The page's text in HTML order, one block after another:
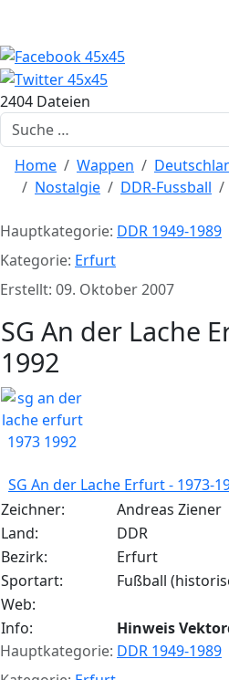
2404 Dateien
Suchen
Home Wappen
Nostalgie
DDR-Fussball
Hauptkategorie: DDR 1949-1989
Kategorie: Erfurt
Erstellt: 09. Oktober 2007
SG An der Lache
1992
SG An der Lache Erfurt - 1973-
Zeichner:
Andreas Ziener
Land:
DDR
Bezirk:
Erfurt
Sportart:
Fußball
Web:
Info:
Hinweis
Hauptkategorie: DDR 1949-1989